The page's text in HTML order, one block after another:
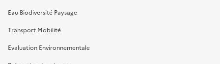
Eau Biodiversité Paysage
Transport Mobilité
Evaluation Environnementale